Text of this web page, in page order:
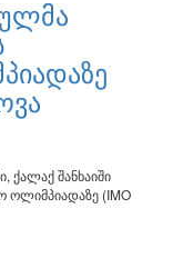
ქალაქ შანხაიში
ოლიმპიადაზე (IMO